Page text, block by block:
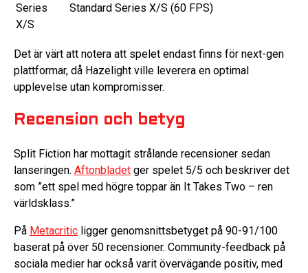
Series
X/S
Standard Series X/S (60 FPS)
Det är värt att notera att spelet endast finns för next-gen
plattformar, då Hazelight ville leverera en optimal
upplevelse utan kompromisser.
Recension och betyg
Split Fiction har mottagit strålande recensioner sedan
lanseringen. Aftonbladet ger spelet 5/5 och beskriver det
som ”ett spel med högre toppar än It Takes Two – ren
världsklass.”
På Metacritic ligger genomsnittsbetyget på 90-91/100
baserat på över 50 recensioner. Community-feedback på
sociala medier har också varit övervägande positiv, med